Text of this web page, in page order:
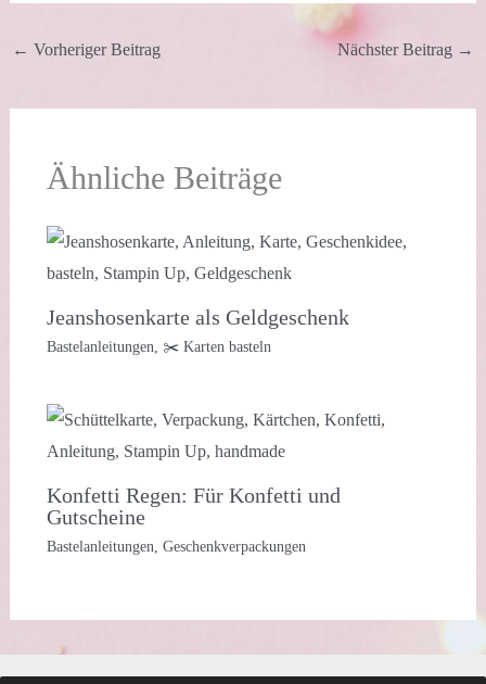
← Vorheriger Beitrag Nächster Beitrag →
Ähnliche Beiträge
Jeanshosenkarte als Geldgeschenk
Bastelanleitungen, ✂️ Karten basteln
Konfetti Regen: Für Konfetti und
Gutscheine
Bastelanleitungen, Geschenkverpackungen